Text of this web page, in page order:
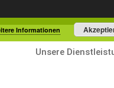
Unsere
Informationen